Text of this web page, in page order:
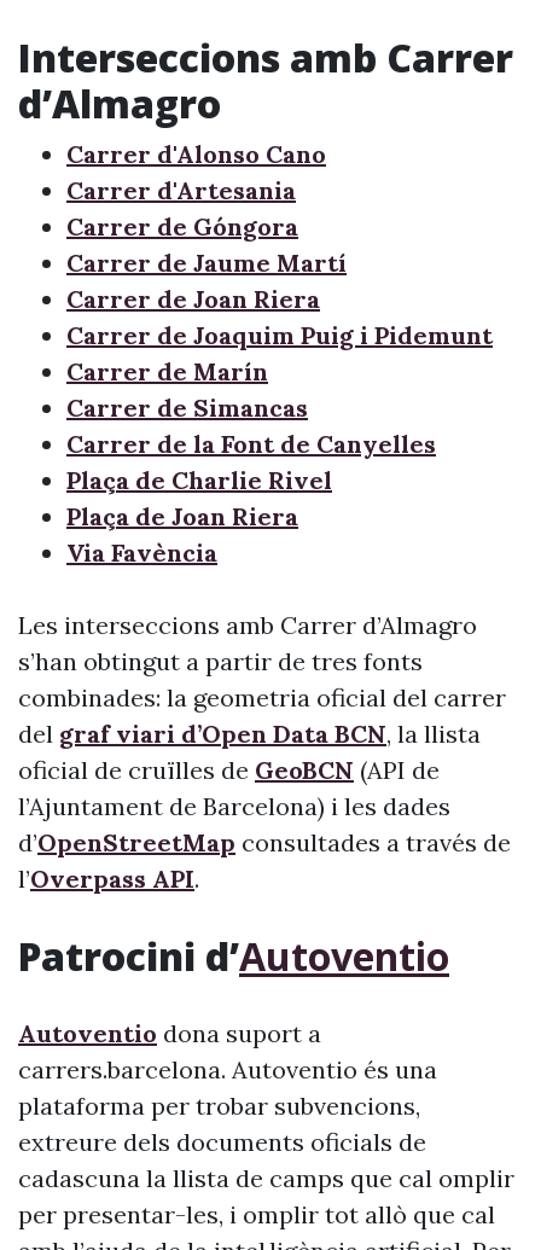
Interseccions amb Carrer
d’Almagro
Carrer d'Alonso Cano
Carrer d'Artesania
Carrer de Góngora
Carrer de Jaume Martí
Carrer de Joan Riera
Carrer de Joaquim Puig i Pidemunt
Carrer de Marín
Carrer de Simancas
Carrer de la Font de Canyelles
Plaça de Charlie Rivel
Plaça de Joan Riera
Via Favència
Les interseccions amb Carrer d’Almagro
s’han obtingut a partir de tres fonts
combinades: la geometria oficial del carrer
del graf viari d’Open Data BCN, la llista
oficial de cruïlles de GeoBCN (API de
l’Ajuntament de Barcelona) i les dades
d’OpenStreetMap consultades a través de
l’Overpass API.
Patrocini d’Autoventio
Autoventio dona suport a
carrers.barcelona. Autoventio és una
plataforma per trobar subvencions,
extreure dels documents oficials de
cadascuna la llista de camps que cal omplir
per presentar-les, i omplir tot allò que cal